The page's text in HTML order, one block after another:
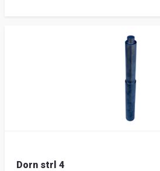
Dorn strl 4